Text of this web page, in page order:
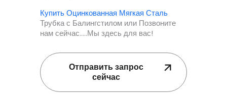
Купить Оцинкованная Мягкая Сталь
Трубка с Балингстилом или Позвоните
нам сейчас.....Мы здесь для вас!
Отправить запрос
сейчас